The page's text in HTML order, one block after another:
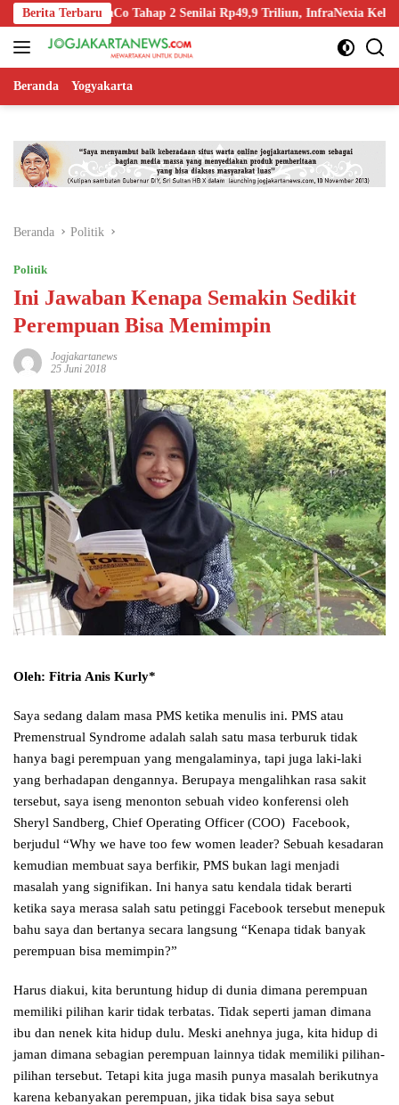
Langsung
ke
konten
Berita Terbaru
InfraCo Tahap 2 Senilai Rp49,9 Triliun, InfraNexia Kelola 112.000
Beranda Yogyakarta
Beranda Politik
Politik
Ini Jawaban Kenapa Semakin Sedikit
Perempuan Bisa Memimpin
Jogjakartanews
25 Juni 2018
Oleh: Fitria Anis Kurly*
Saya sedang dalam masa PMS ketika menulis ini. PMS atau
Premenstrual Syndrome adalah salah satu masa terburuk tidak
hanya bagi perempuan yang mengalaminya, tapi juga laki-laki
yang berhadapan dengannya. Berupaya mengalihkan rasa sakit
tersebut, saya iseng menonton sebuah video konferensi oleh
Sheryl Sandberg, Chief Operating Officer (COO) Facebook,
berjudul “Why we have too few women leader? Sebuah kesadaran
kemudian membuat saya berfikir, PMS bukan lagi menjadi
masalah yang signifikan. Ini hanya satu kendala tidak berarti
ketika saya merasa salah satu petinggi Facebook tersebut menepuk
bahu saya dan bertanya secara langsung “Kenapa tidak banyak
perempuan bisa memimpin?”
Harus diakui, kita beruntung hidup di dunia dimana perempuan
memiliki pilihan karir tidak terbatas. Tidak seperti jaman dimana
ibu dan nenek kita hidup dulu. Meski anehnya juga, kita hidup di
jaman dimana sebagian perempuan lainnya tidak memiliki pilihan-
pilihan tersebut. Tetapi kita juga masih punya masalah berikutnya
karena kebanyakan perempuan, jika tidak bisa saya sebut